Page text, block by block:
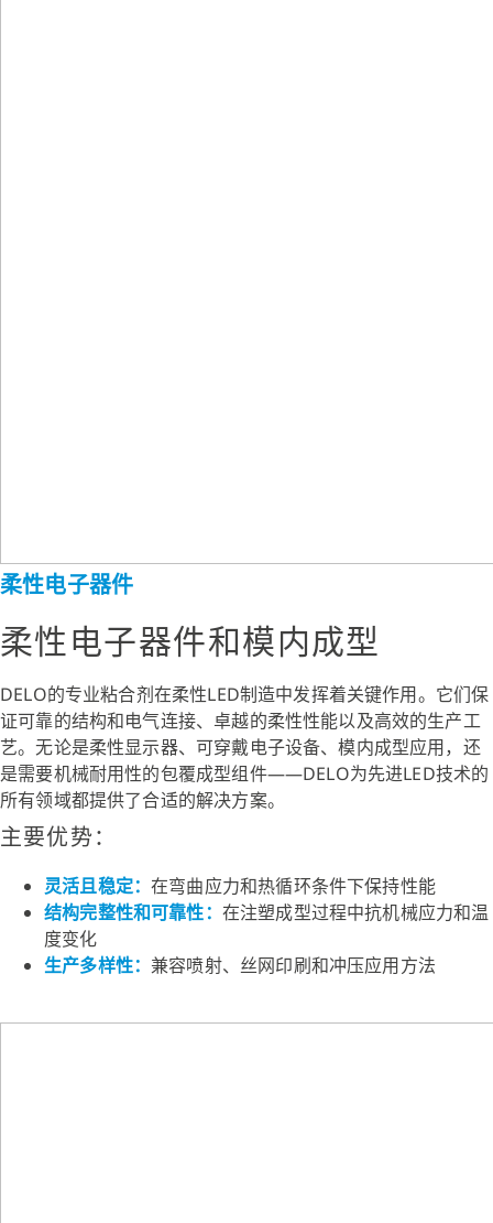
柔性电子器件
柔性电子器件和模内成型
DELO的专业粘合剂在柔性LED制造中发挥着关键作用。它们保
证可靠的结构和电气连接、卓越的柔性性能以及高效的生产工
艺。无论是柔性显示器、可穿戴电子设备、模内成型应用，还
是需要机械耐用性的包覆成型组件——DELO为先进LED技术的
所有领域都提供了合适的解决方案。
主要优势：
灵活且稳定：在弯曲应力和热循环条件下保持性能
结构完整性和可靠性： 在注塑成型过程中抗机械应力和温
度变化
生产多样性： 兼容喷射、丝网印刷和冲压应用方法